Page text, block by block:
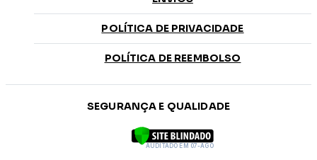
POLÍTICA DE PRIVACIDADE
POLÍTICA DE REEMBOLSO
SEGURANÇA E QUALIDADE
AUDITADO EM 07-AGO